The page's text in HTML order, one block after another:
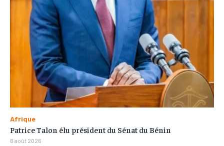
Afrique
Patrice Talon élu président du Sénat du Bénin
6 août 2026